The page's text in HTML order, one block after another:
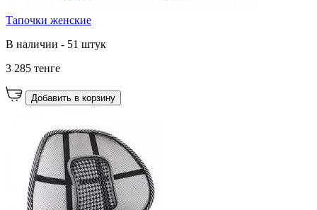
Тапочки женские
В наличии - 51 штук
3 285 тенге
Добавить в корзину